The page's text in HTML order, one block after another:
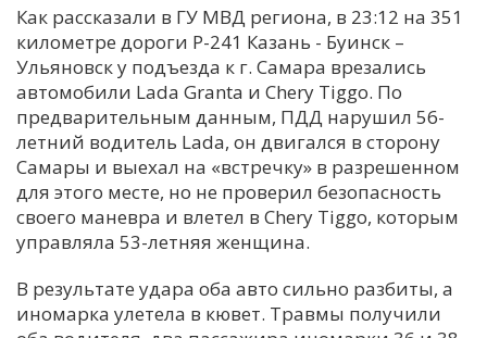
М
Н
У
Х
Ч
Я
Как рассказали в ГУ МВД региона, в 23:12 на 351
километре дороги Р-241 Казань - Буинск –
Ульяновск у подъезда к г. Самара врезались
автомобили Lada Granta и Chery Tiggo. По
предварительным данным, ПДД нарушил 56-
летний водитель Lada, он двигался в сторону
Самары и выехал на «встречку» в разрешенном
для этого месте, но не проверил безопасность
своего маневра и влетел в Chery Tiggo, которым
управляла 53-летняя женщина.
В результате удара оба авто сильно разбиты, а
иномарка улетела в кювет. Травмы получили